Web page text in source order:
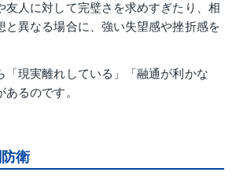
友人に対して完璧さを求めすぎたり、相
と異なる場合に、強い失望感や挫折感を
「現実離れしている」「融通が利かな
るのです。
衛